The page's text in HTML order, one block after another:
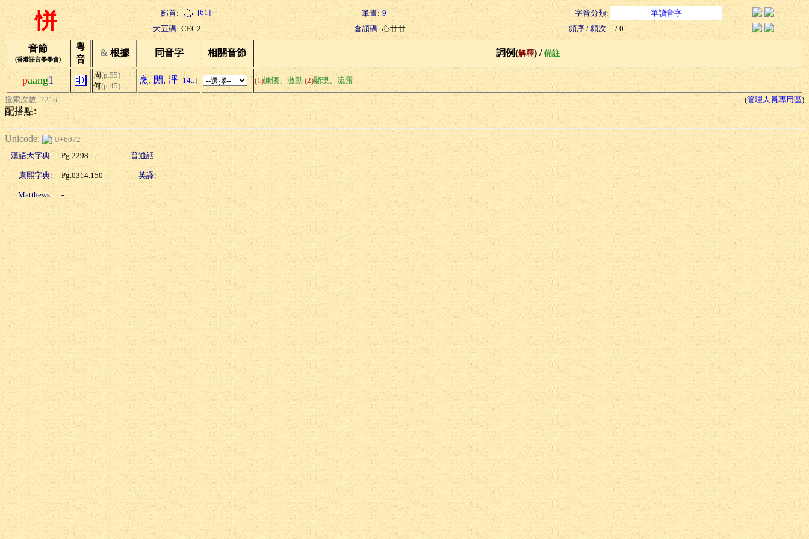
恲 部首: [61] 筆畫: 9 字音分類:
單讀音字
大五碼: CEC2 倉頡碼: 心廿廿 頻序 / 頻次: - / 0
音節
(香港語言學學會)
粵
音
& 根據 同音字 相關音節 詞例(解釋) / 備註
paang1 周(p.55)
何(p.45)
烹, 閍, 泙 [14..] (1)慷慨、激動 (2)顯現、流露
搜索次數: 7216 (管理人員專用區)
配搭點:
Unicode:
U+6072
漢語大字典:
Pg.2298 普通話:
康熙字典: Pg.0314.150 英譯:
Matthews: -